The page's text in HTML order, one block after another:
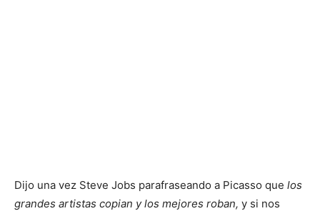
Dijo una vez Steve Jobs parafraseando a Picasso que los
grandes artistas copian y los mejores roban, y si nos